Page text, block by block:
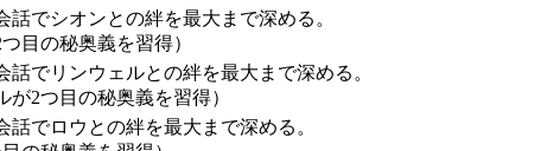
話でシオンとの絆を最大まで深める。
つ目の秘奥義を習得）
話でリンウェルとの絆を最大まで深める。
が2つ目の秘奥義を習得）
話でロウとの絆を最大まで深める。